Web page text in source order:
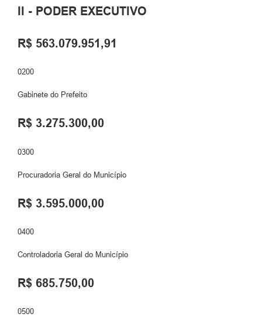
II - PODER EXECUTIVO
R$ 563.079.951,91
0200
Gabinete do Prefeito
R$ 3.275.300,00
0300
Procuradoria Geral do Município
R$ 3.595.000,00
0400
Controladoria Geral do Município
R$ 685.750,00
0500